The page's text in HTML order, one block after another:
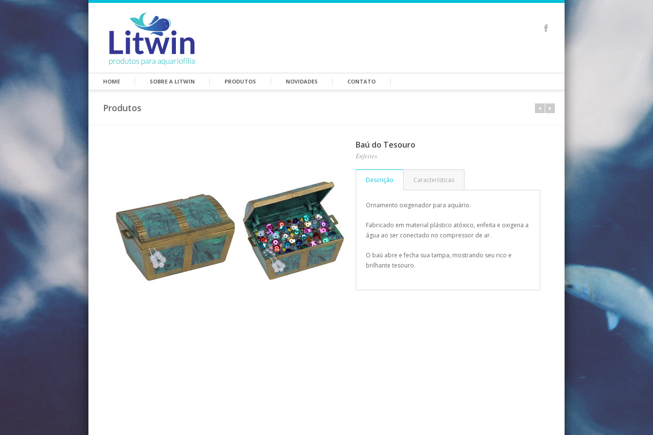
HOME SOBRE A LITWIN PRODUTOS NOVIDADES CONTATO
Produtos
Baú do Tesouro
Enfeites
Descrição Características
Ornamento oxigenador para aquário.
Fabricado em material plástico atóxico, enfeita e oxigena a
água ao ser conectado no compressor de ar.
O baú abre e fecha sua tampa, mostrando seu rico e
brilhante tesouro.